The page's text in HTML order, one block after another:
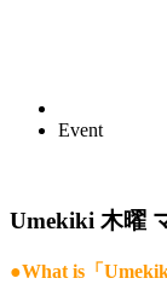
Event
Umekiki 木曜
●What is「